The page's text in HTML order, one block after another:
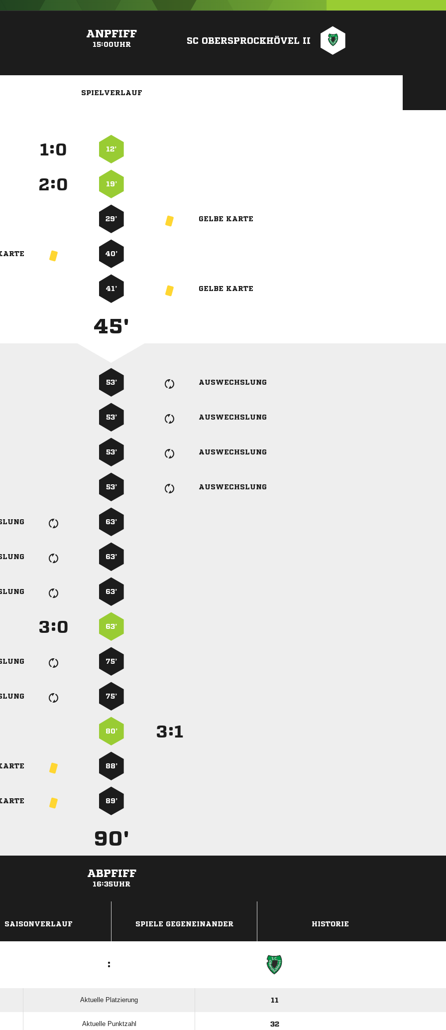
ANPFIFF
15:00UHR SC OBERSPROCKHÖVEL II
SPIELVERLAUF
: 12’
: 19’
29’ GELBE KARTE
40’
41’ GELBE KARTE
45'
53’ AUSWECHSLUNG
53’ AUSWECHSLUNG
53’ AUSWECHSLUNG
53’ AUSWECHSLUNG
63’
63’
63’
: 63’
75’
75’
80’ :
88’
89’
90'
ABPFIFF
16:35UHR
SAISONVERLAUF SPIELE GEGENEINANDER HISTORIE
:
Aktuelle Platzierung 11
Aktuelle Punktzahl 32